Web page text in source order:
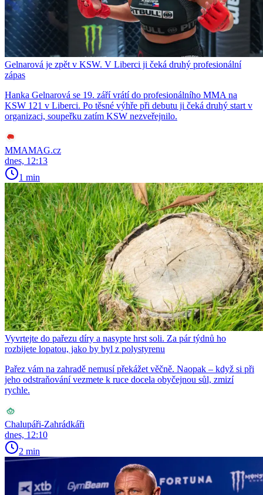
Gelnarová je zpět v KSW. V Liberci ji čeká druhý profesionální
zápas
Hanka Gelnarová se 19. září vrátí do profesionálního MMA na
KSW 121 v Liberci. Po těsné výhře při debutu ji čeká druhý start v
organizaci, soupeřku zatím KSW nezveřejnilo.
MMAMAG.cz
dnes, 12:13
1 min
Vyvrtejte do pařezu díry a nasypte hrst soli. Za pár týdnů ho
rozbijete lopatou, jako by byl z polystyrenu
Pařez vám na zahradě nemusí překážet věčně. Naopak – když si při
jeho odstraňování vezmete k ruce docela obyčejnou sůl, zmizí
rychle.
Chalupáři-Zahrádkáři
dnes, 12:10
2 min